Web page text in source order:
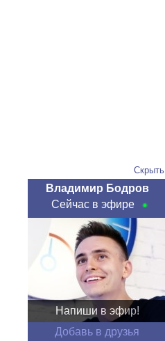
Скрыть
Владимир Бодров
Сейчас в эфире
Напиши в эфир!
Добавь в друзья